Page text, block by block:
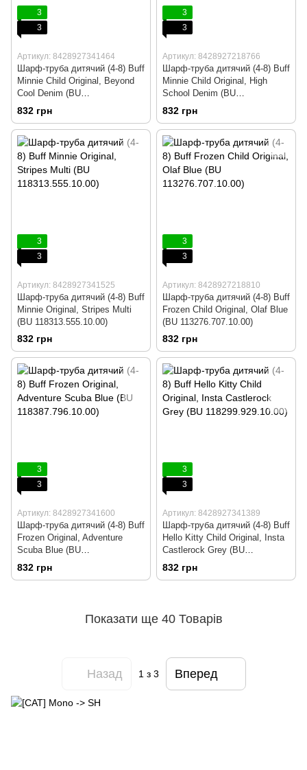
3
3
Артикул: 8428927341464
Шарф-труба дитячий (4-8) Buff
Minnie Child Original, Beyond
Cool Denim (BU
118307.788.10.00)
832 грн
3
3
Артикул: 8428927218766
Шарф-труба дитячий (4-8) Buff
Minnie Child Original, High
School Denim (BU
113270.788.10.00)
832 грн
3
3
Артикул: 8428927341525
Шарф-труба дитячий (4-8) Buff
Minnie Original, Stripes Multi
(BU 118313.555.10.00)
832 грн
3
3
Артикул: 8428927218810
Шарф-труба дитячий (4-8) Buff
Frozen Child Original, Olaf Blue
(BU 113276.707.10.00)
832 грн
3
3
Артикул: 8428927341600
Шарф-труба дитячий (4-8) Buff
Frozen Original, Adventure
Scuba Blue (BU
118387.796.10.00)
832 грн
3
3
Артикул: 8428927341389
Шарф-труба дитячий (4-8) Buff
Hello Kitty Child Original, Insta
Castlerock Grey (BU
118299.929.10.00)
832 грн
Показати ще 40 Товарів
Назад 1 з 3 Вперед